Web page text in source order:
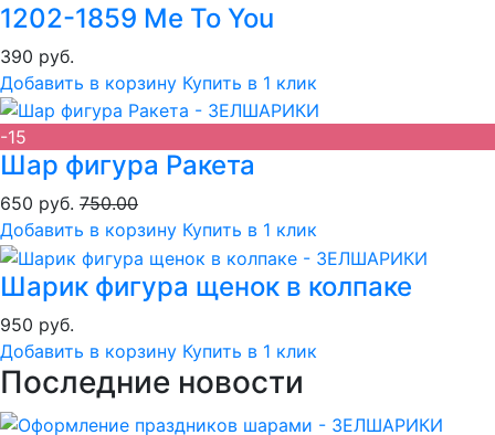
1202-1859 Me To You
390 руб.
Добавить в корзину Купить в 1 клик
-15
Шар фигура Ракета
650 руб. 750.00
Добавить в корзину Купить в 1 клик
Шарик фигура щенок в колпаке
950 руб.
Добавить в корзину Купить в 1 клик
Последние новости